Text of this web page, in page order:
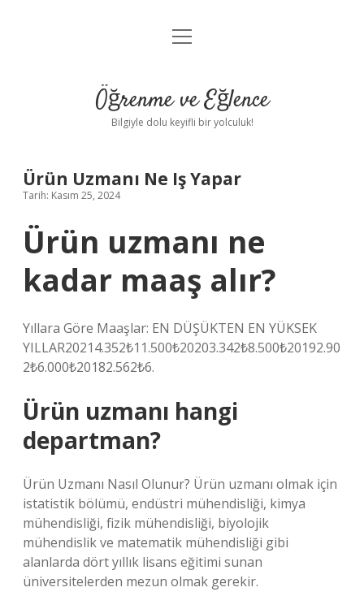
Anasayfa
Yasal Uyarı
menüyü
Öğrenme ve Eğlence
Bilgiyle dolu keyifli bir yolculuk!
Ürün Uzmanı Ne Iş Yapar
Tarih: Kasım 25, 2024
Ürün uzmanı ne
kadar maaş alır?
Yıllara Göre Maaşlar: EN DÜŞÜKTEN EN YÜKSEK
YILLAR20214.352₺11.500₺20203.342₺8.500₺20192.90
2₺6.000₺20182.562₺6.
Ürün uzmanı hangi
departman?
Ürün Uzmanı Nasıl Olunur? Ürün uzmanı olmak için
istatistik bölümü, endüstri mühendisliği, kimya
mühendisliği, fizik mühendisliği, biyolojik
mühendislik ve matematik mühendisliği gibi
alanlarda dört yıllık lisans eğitimi sunan
üniversitelerden mezun olmak gerekir.